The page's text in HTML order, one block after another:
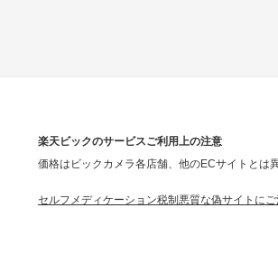
楽天ビックのサービスご利用上の注意
価格はビックカメラ各店舗、他のECサイトとは
セルフメディケーション税制悪質な偽サイトに